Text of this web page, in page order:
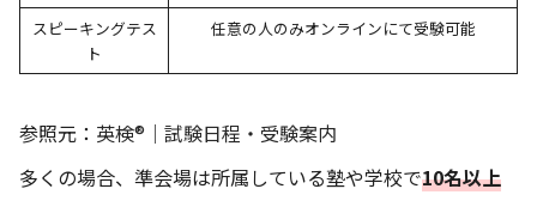
スピーキングテス
ト
任意の人のみオンラインにて受験可能
参照元： 英検®｜試験日程・受験案内
多くの場合、準会場は所属している塾や学校で10名以上